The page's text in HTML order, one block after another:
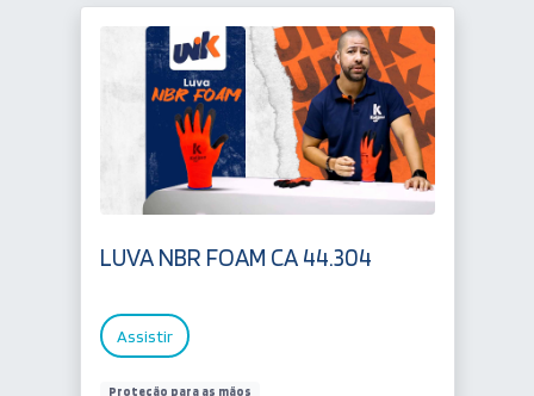
LUVA NBR FOAM CA 44.304
Assistir
Proteção para as mãos